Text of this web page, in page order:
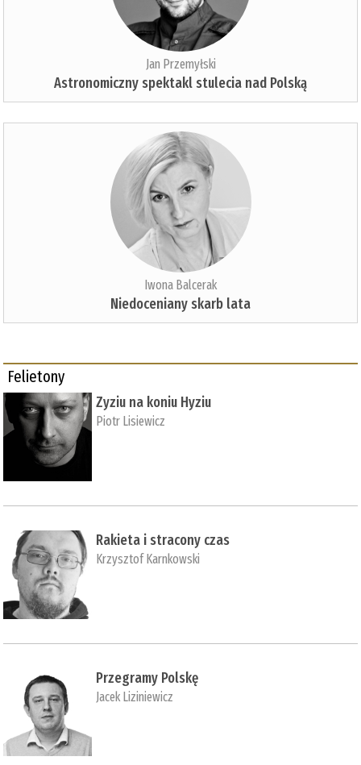
Jan Przemyłski
Astronomiczny spektakl stulecia nad Polską
Iwona Balcerak
Niedoceniany skarb lata
Felietony
Zyziu na koniu Hyziu
Piotr Lisiewicz
Rakieta i stracony czas
Krzysztof Karnkowski
Przegramy Polskę
Jacek Liziniewicz